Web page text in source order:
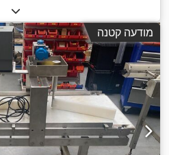
מודעה קטנה